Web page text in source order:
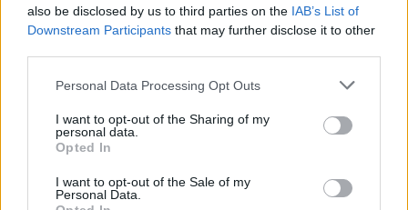
also be disclosed by us to third parties on the IAB’s List of
Downstream Participants that may further disclose it to other
Personal Data Processing Opt Outs
I want to opt-out of the Sharing of my
personal data.
Opted In
I want to opt-out of the Sale of my
Personal Data.
territoriale: Po përdoret si
shpopullimin e Shqipërisë
shkrirjes së Fushë-Arrëzit:
votën për Ramën, na